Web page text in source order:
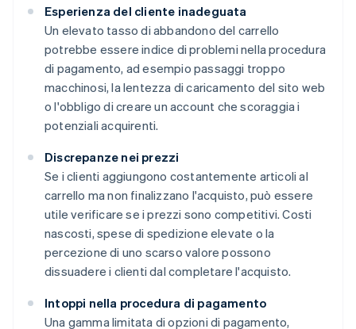
Esperienza del cliente inadeguata
Un elevato tasso di abbandono del carrello
potrebbe essere indice di problemi nella procedura
di pagamento, ad esempio passaggi troppo
macchinosi, la lentezza di caricamento del sito web
o l'obbligo di creare un account che scoraggia i
potenziali acquirenti.
Discrepanze nei prezzi
Se i clienti aggiungono costantemente articoli al
carrello ma non finalizzano l'acquisto, può essere
utile verificare se i prezzi sono competitivi. Costi
nascosti, spese di spedizione elevate o la
percezione di uno scarso valore possono
dissuadere i clienti dal completare l'acquisto.
Intoppi nella procedura di pagamento
Una gamma limitata di opzioni di pagamento,